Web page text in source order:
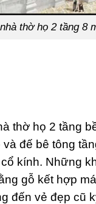
nhà thờ họ 2 tầng 8
thờ họ 2 tầng
đế bê tông
kính. Những
gỗ kết hợp
đến vẻ đẹp cũ